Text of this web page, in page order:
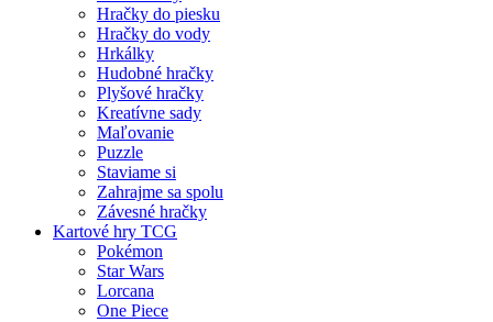
Hračky do piesku
Hračky do vody
Hrkálky
Hudobné hračky
Plyšové hračky
Kreatívne sady
Maľovanie
Puzzle
Staviame si
Zahrajme sa spolu
Závesné hračky
Kartové hry TCG
Pokémon
Star Wars
Lorcana
One Piece